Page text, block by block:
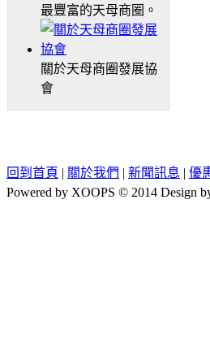
最豐富的天母商圈。
關於天母商圈發展協
會
回到首頁 | 關於我們 | 新聞訊息 | 優
Powered by XOOPS © 2014 Design